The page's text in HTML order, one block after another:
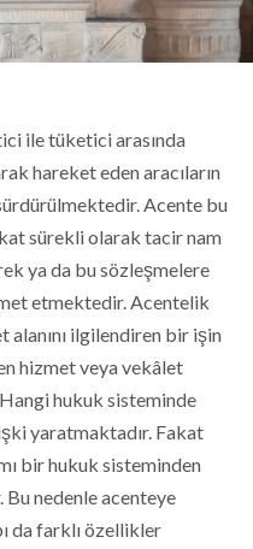
ile tüketici arasında
hareket eden aracıların
Acente bu
sürekli olarak tacir nam
ya da bu sözleşmelere
etmektedir. Acentelik
ilgilendiren bir işin
hizmet veya vekâlet
hukuk sisteminde
yaratmaktadır. Fakat
bir hukuk sisteminden
nedenle acenteye
da farklı özellikler